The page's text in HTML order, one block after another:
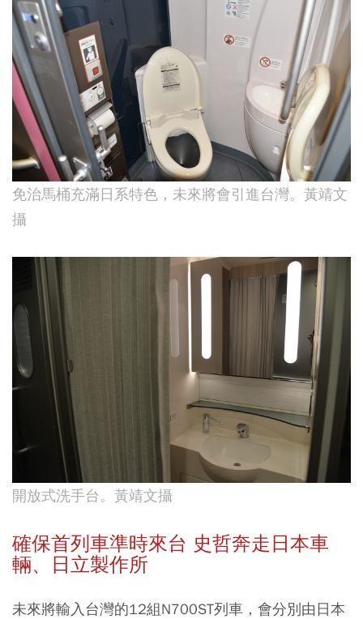
免治馬桶充滿日系特色，未來將會引進台灣。黃靖文
攝
開放式洗手台。黃靖文攝
確保首列車準時來台 史哲奔走日本車
輛、日立製作所
未來將輸入台灣的12組N700ST列車，會分別由日本